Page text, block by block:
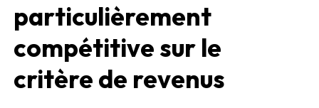
particulièrement
compétitive sur le
critère de revenus